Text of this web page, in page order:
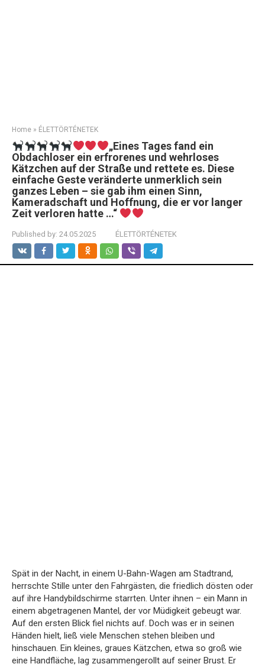
Home » ÉLETTÖRTÉNETEK
„Eines Tages fand ein
Obdachloser ein erfrorenes und wehrloses
Kätzchen auf der Straße und rettete es. Diese
einfache Geste veränderte unmerklich sein
ganzes Leben – sie gab ihm einen Sinn,
Kameradschaft und Hoffnung, die er vor langer
Zeit verloren hatte …“
Published by: 24.05.2025 ÉLETTÖRTÉNETEK
Spät in der Nacht, in einem U-Bahn-Wagen am Stadtrand,
herrschte Stille unter den Fahrgästen, die friedlich dösten oder
auf ihre Handybildschirme starrten. Unter ihnen – ein Mann in
einem abgetragenen Mantel, der vor Müdigkeit gebeugt war.
Auf den ersten Blick fiel nichts auf. Doch was er in seinen
Händen hielt, ließ viele Menschen stehen bleiben und
hinschauen. Ein kleines, graues Kätzchen, etwa so groß wie
eine Handfläche, lag zusammengerollt auf seiner Brust. Er